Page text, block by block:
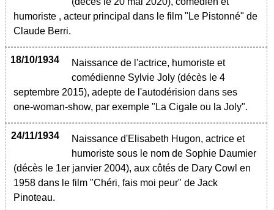
humoriste , acteur principal dans le film "Le Pistonné" de
Claude Berri.
18/10/1934
Naissance de l'actrice, humoriste et
comédienne Sylvie Joly (décès le 4
septembre 2015), adepte de l'autodérision dans ses
one-woman-show, par exemple "La Cigale ou la Joly".
24/11/1934
Naissance d'Elisabeth Hugon, actrice et
humoriste sous le nom de Sophie Daumier
(décès le 1er janvier 2004), aux côtés de Dary Cowl en
1958 dans le film "Chéri, fais moi peur" de Jack
Pinoteau.